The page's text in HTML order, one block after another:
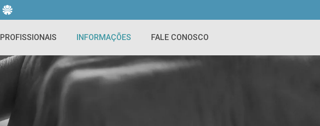
PROFISSIONAIS INFORMAÇÕES FALE CONOSCO